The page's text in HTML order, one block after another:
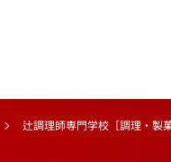
辻調理師専門学校［調理・製